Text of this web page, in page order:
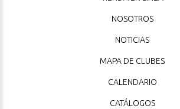
NOSOTROS
NOTICIAS
MAPA DE CLUBES
CALENDARIO
CATÁLOGOS